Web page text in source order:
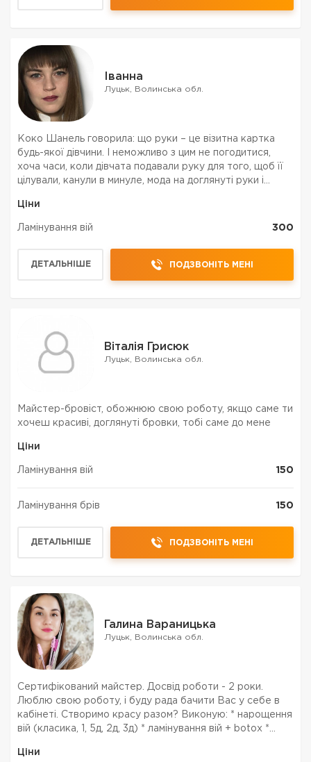
Іванна
Луцьк, Волинська обл.
Коко Шанель говорила: що руки – це візитна картка
будь-якої дівчини. І неможливо з цим не погодитися,
хоча часи, коли дівчата подавали руку для того, щоб її
цілували, канули в минуле, мода на доглянуті руки і
майстра перфекціоніста! &nbs...
Ціни
Ламінування вій 300
ДЕТАЛЬНІШЕ ПОДЗВОНІТЬ МЕНІ
Віталія Грисюк
Луцьк, Волинська обл.
Майстер-бровіст, обожнюю свою роботу, якщо саме ти
хочеш красиві, доглянуті бровки, тобі саме до мене
Ціни
Ламінування вій 150
Ламінування брів 150
ДЕТАЛЬНІШЕ ПОДЗВОНІТЬ МЕНІ
Галина Вараницька
Луцьк, Волинська обл.
Сертифікований майстер. Досвід роботи - 2 роки.
Люблю свою роботу, і буду рада бачити Вас у себе в
кабінеті. Створимо красу разом? Виконую: * нарощення
вій (класика, 1, 5д, 2д, 3д) * ламінування вій + botox *
Ціни